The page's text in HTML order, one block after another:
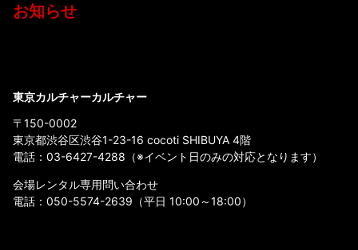
お知らせ
東京カルチャーカルチャー
〒150-0002
東京都渋谷区渋谷1-23-16 cocoti SHIBUYA 4階
電話： 03-6427-4288 （※イベント日のみの対応となります）
会場レンタル専用問い合わせ
電話： 050-5574-2639 （平日 10:00～18:00）